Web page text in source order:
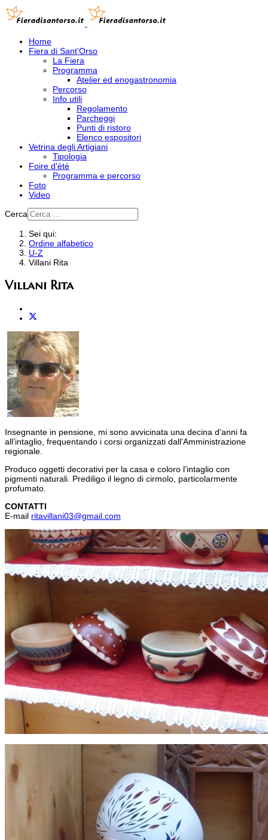
Home
Fiera di Sant'Orso
La Fiera
Programma
Atelier ed enogastronomia
Percorso
Info utili
Regolamento
Parcheggi
Punti di ristoro
Elenco espositori
Vetrina degli Artigiani
Tipologia
Foire d'été
Programma e percorso
Foto
Video
Cerca
Sei qui:
Ordine alfabetico
U-Z
Villani Rita
Villani Rita
Insegnante in pensione, mi sono avvicinata una decina d’anni fa
all’intaglio, frequentando i corsi organizzati dall’Amministrazione
regionale.
Produco oggetti decorativi per la casa e coloro l’intaglio con
pigmenti naturali. Prediligo il legno di cirmolo, particolarmente
profumato.
CONTATTI
E-mail ritavillani03@gmail.com